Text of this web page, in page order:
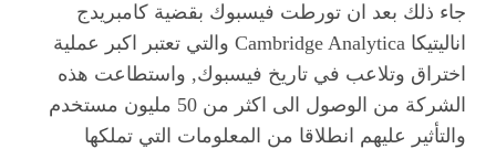
جاء ذلك بعد ان تورطت فيسبوك بقضية كامبريدج
اناليتيكا Cambridge Analytica والتي تعتبر اكبر عملية
اختراق وتلاعب في تاريخ فيسبوك, واستطاعت هذه
الشركة من الوصول الى اكثر من 50 مليون مستخدم
والتأثير عليهم انطلاقا من المعلومات التي تملكها